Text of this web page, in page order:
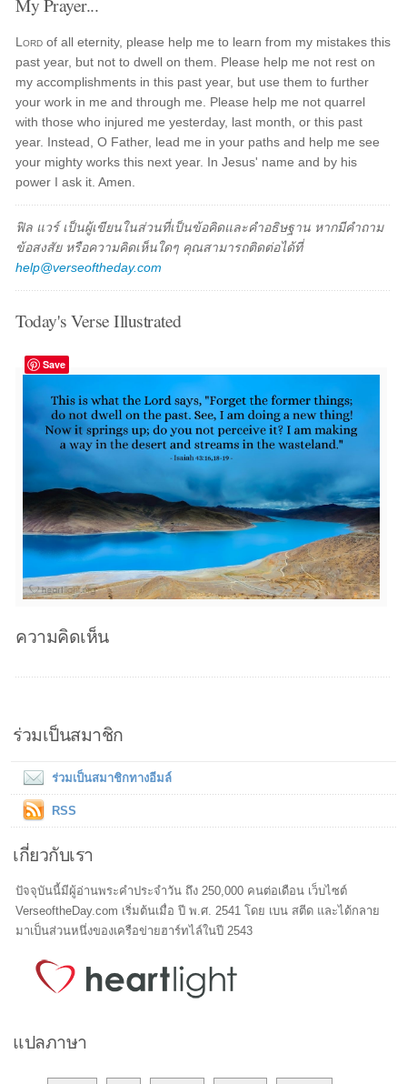
Lord of all eternity, please help me to learn from my mistakes this
past year, but not to dwell on them. Please help me not rest on
my accomplishments in this past year, but use them to further
your work in me and through me. Please help me not quarrel
with those who injured me yesterday, last month, or this past
year. Instead, O Father, lead me in your paths and help me see
your mighty works this next year. In Jesus' name and by his
power I ask it. Amen.
ฟิล แวร์ เป็นผู้เขียนในส่วนที่เป็นข้อคิดและคำอธิษฐาน หากมีคำถาม
ข้อสงสัย หรือความคิดเห็นใดๆ คุณสามารถติดต่อได้ที่
help@verseoftheday.com
Today's Verse Illustrated
Save
ความคิดเห็น
ร่วมเป็นสมาชิก
ร่วมเป็นสมาชิกทางอีมล์
RSS
เกี่ยวกับเรา
ปัจจุบันนี้มีผู้อ่านพระคำประจำวัน ถึง 250,000 คนต่อเดือน เว็บไซต์
VerseoftheDay.com เริ่มต้นเมื่อ ปี พ.ศ. 2541 โดย เบน สตีด และได้กลาย
มาเป็นส่วนหนึ่งของเครือข่ายฮาร์ทไล์ในปี 2543
แปลภาษา